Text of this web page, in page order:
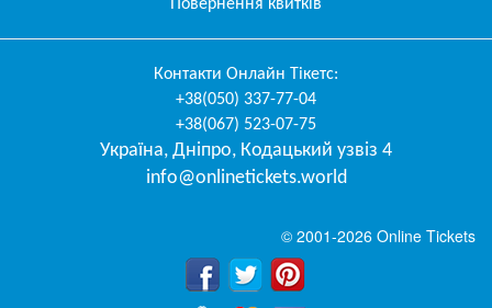
Повернення квитків
Контакти Онлайн Тікетс:
+38(050) 337-77-04
+38(067) 523-07-75
Україна, Дніпро, Кодацький узвіз 4
info@onlinetickets.world
© 2001-2026 Online Tickets